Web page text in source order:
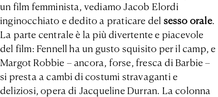
un film femminista, vediamo Jacob Elordi
inginocchiato e dedito a praticare del sesso orale.
La parte centrale è la più divertente e piacevole
del film: Fennell ha un gusto squisito per il camp, e
Margot Robbie – ancora, forse, fresca di Barbie –
si presta a cambi di costumi stravaganti e
deliziosi, opera di Jacqueline Durran. La colonna